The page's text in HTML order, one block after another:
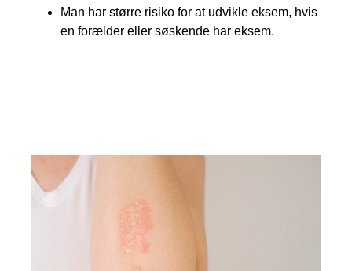
Man har større risiko for at udvikle eksem, hvis
en forælder eller søskende har eksem.